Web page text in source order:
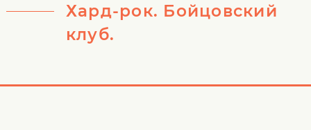
Хард-рок. Бойцовский
клуб.